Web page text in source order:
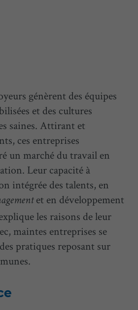
génèrent des équipes
et des cultures
saines. Attirant et
ces entreprises
un marché du travail en
Leur capacité à
intégrée des talents, en
et en développement
les raisons de leur
maintes entreprises se
pratiques reposant sur